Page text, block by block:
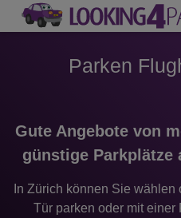
Parken
Gute Angebote von
günstige Parkplätze
In Zürich können Sie wählen
Tür parken oder mit